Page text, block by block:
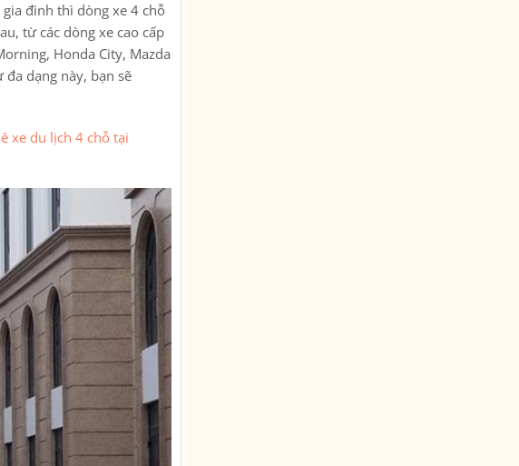
đình thì dòng xe 4 chỗ
từ các dòng xe cao cấp
Honda City, Mazda
dạng này, bạn sẽ
xe du lịch 4 chỗ tại